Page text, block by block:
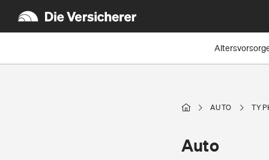
AUTO
Auto